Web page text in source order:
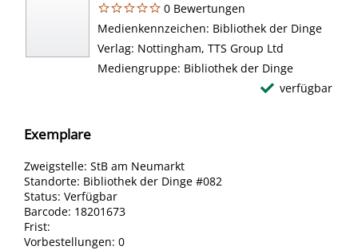
0 Bewertungen
Suche nach diesem Verfasser
Medienkennzeichen: Bibliothek der Dinge
Verlag: Nottingham, TTS Group Ltd
Mediengruppe: Bibliothek der Dinge
verfügbar
Exemplare
Zweigstelle: StB am Neumarkt
Standorte: Bibliothek der Dinge #082
Status: Verfügbar
Barcode: 18201673
Frist:
Vorbestellungen: 0